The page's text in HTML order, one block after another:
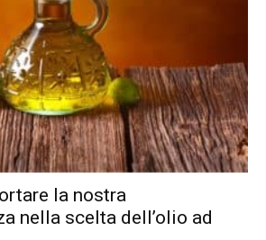
la nostra
nella scelta dell’olio ad